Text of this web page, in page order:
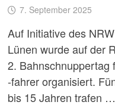
7. September 2025
Auf Initiative des
Lünen wurde auf der
2. Bahnschnuppertag
-fahrer organisiert.
bis 15 Jahren trafen …